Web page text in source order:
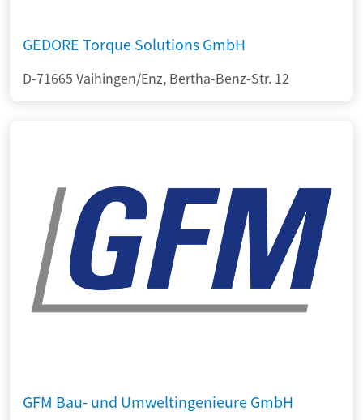
GEDORE Torque Solutions GmbH
D-71665 Vaihingen/Enz, Bertha-Benz-Str. 12
GFM Bau- und Umweltingenieure GmbH